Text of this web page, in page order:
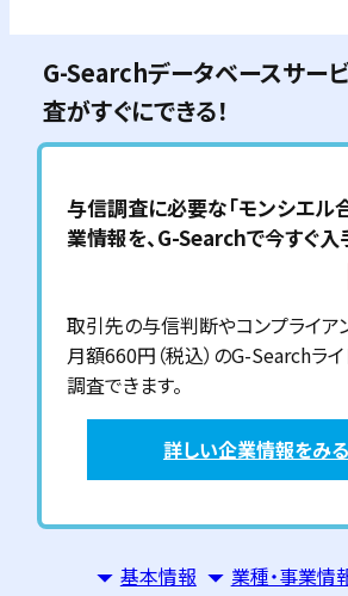
G-Searchデータベースサー
査がすぐにできる！
与信調査に必要な「モンシエル
業情報を、G-Searchで今すぐ入
取引先の与信判断やコンプライア
月額660円（税込）のG-Searchラ
調査できます。
詳しい企業情報をみる
基本情報 業種・事業情